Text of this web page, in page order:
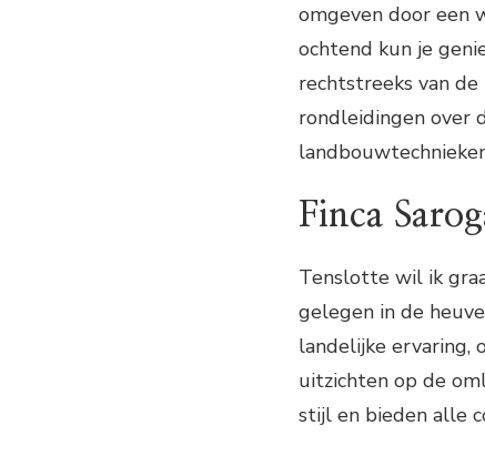
omgeven door een
ochtend kun je
rechtstreeks van
rondleidingen over
Finca
Tenslotte wil ik
gelegen in de
landelijke ervaring,
uitzichten op de
stijl en bieden alle